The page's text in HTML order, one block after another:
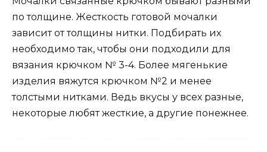
по толщине. Жесткость готовой мочалки
зависит от толщины нитки. Подбирать их
необходимо так, чтобы они подходили для
вязания крючком № 3-4. Более мягенькие
изделия вяжутся крючком №2 и менее
толстыми нитками. Ведь вкусы у всех разные,
некоторые любят жесткие, а другие понежнее.